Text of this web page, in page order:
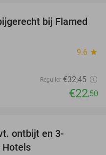
31%
bij Flamed
9.6 star
Regulier €32,45
€22,50
ontbijt en 3-
Hotels